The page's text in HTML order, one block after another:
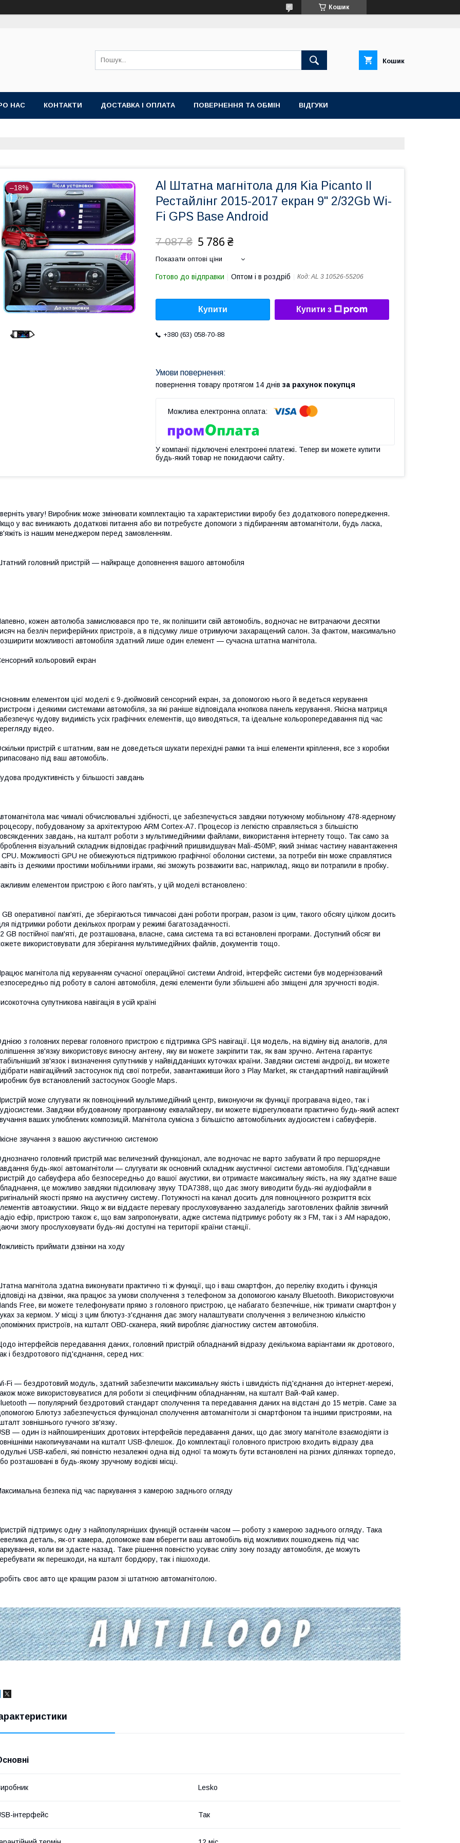
Кошик
Кошик
НАС КОНТАКТИ ДОСТАВКА І ОПЛАТА ПОВЕРНЕННЯ ТА ОБМІН ВІДГУКИ
–18%
Al Штатна магнітола для Kia Picanto II
Рестайлінг 2015-2017 екран 9" 2/32Gb Wi-
Fi GPS Base Android
7 087 ₴ 5 786 ₴
Показати оптові ціни
Готово до відправки Оптом і в роздріб Код:AL 3 10526-55206
Купити Купити з
+380 (63) 058-70-88
повернення товару протягом 14 днів за рахунок покупця
У компанії підключені електронні платежі. Тепер ви можете купити
будь-який товар не покидаючи сайту.
увагу! Виробник може змінювати комплектацію та характеристики виробу без додаткового попередження.
у вас виникають додаткові питання або ви потребуєте допомоги з підбиранням автомагнітоли, будь ласка,
із нашим менеджером перед замовленням.
головний пристрій — найкраще доповнення вашого автомобіля
кожен автолюба замислювався про те, як поліпшити свій автомобіль, водночас не витрачаючи десятки
на безліч периферійних пристроїв, а в підсумку лише отримуючи захаращений салон. За фактом, максимально
можливості автомобіля здатний лише один елемент — сучасна штатна магнітола.
кольоровий екран
елементом цієї моделі є 9-дюймовий сенсорний екран, за допомогою нього й ведеться керування
і деякими системами автомобіля, за які раніше відповідала кнопкова панель керування. Якісна матриця
чудову видимість усіх графічних елементів, що виводяться, та ідеальне кольоропередавання під час
відео.
пристрій є штатним, вам не доведеться шукати перехідні рамки та інші елементи кріплення, все з коробки
під ваш автомобіль.
продуктивність у більшості завдань
має чималі обчислювальні здібності, це забезпечується завдяки потужному мобільному 478-ядерному
побудованому за архітектурою ARM Cortex-A7. Процесор із легкістю справляється з більшістю
завдань, на кшталт роботи з мультимедійними файлами, використання інтернету тощо. Так само за
візуальний складник відповідає графічний пришвидшувач Mali-450MP, який знімає частину навантаження
CPU. Можливості GPU не обмежуються підтримкою графічної оболонки системи, за потреби він може справлятися
із деякими простими мобільними іграми, які зможуть розважити вас, наприклад, якщо ви потрапили в пробку.
елементом пристрою є його пам'ять, у цій моделі встановлено:
GB оперативної пам'яті, де зберігаються тимчасові дані роботи програм, разом із цим, такого обсягу цілком досить
підтримки роботи декількох програм у режимі багатозадачності.
GB постійної пам'яті, де розташована, власне, сама система та всі встановлені програми. Доступний обсяг ви
використовувати для зберігання мультимедійних файлів, документів тощо.
магнітола під керуванням сучасної операційної системи Android, інтерфейс системи був модернізований
під роботу в салоні автомобіля, деякі елементи були збільшені або зміщені для зручності водія.
супутникова навігація в усій країні
з головних переваг головного пристрою є підтримка GPS навігації. Ця модель, на відміну від аналогів, для
зв'язку використовує виносну антену, яку ви можете закріпити так, як вам зручно. Антена гарантує
зв'язок і визначення супутників у найвідданіших куточках країни. Завдяки системі андроїд, ви можете
навігаційний застосунок під свої потреби, завантаживши його з Play Market, як стандартний навігаційний
був встановлений застосунок Google Maps.
може слугувати як повноцінний мультимедійний центр, виконуючи як функції програвача відео, так і
Завдяки вбудованому програмному еквалайзеру, ви можете відрегулювати практично будь-який аспект
ваших улюблених композицій. Магнітола сумісна з більшістю автомобільних аудіосистем і сабвуферів.
звучання з вашою акустичною системою
головний пристрій має величезний функціонал, але водночас не варто забувати й про першорядне
будь-якої автомагнітоли — слугувати як основний складник акустичної системи автомобіля. Під'єднавши
до сабвуфера або безпосередньо до вашої акустики, ви отримаєте максимальну якість, на яку здатне ваше
це можливо завдяки підсилювачу звуку TDA7388, що дає змогу виводити будь-які аудіофайли в
якості прямо на акустичну систему. Потужності на канал досить для повноцінного розкриття всіх
автоакустики. Якщо ж ви віддаєте перевагу прослуховуванню заздалегідь заготовлених файлів звичний
ефір, пристрою також є, що вам запропонувати, адже система підтримує роботу як з FM, так і з AM нарадою,
змогу прослуховувати будь-які доступні на території країни станції.
приймати дзвінки на ходу
магнітола здатна виконувати практично ті ж функції, що і ваш смартфон, до переліку входить і функція
на дзвінки, яка працює за умови сполучення з телефоном за допомогою каналу Bluetooth. Використовуючи
Free, ви можете телефонувати прямо з головного пристрою, це набагато безпечніше, ніж тримати смартфон у
за кермом. У місці з цим блютуз-з'єднання дає змогу налаштувати сполучення з величезною кількістю
пристроїв, на кшталт OBD-сканера, який виробляє діагностику систем автомобіля.
інтерфейсів передавання даних, головний пристрій обладнаний відразу декількома варіантами як дротового,
і бездротового під'єднання, серед них:
Fi — бездротовий модуль, здатний забезпечити максимальну якість і швидкість під'єднання до інтернет-мережі,
може використовуватися для роботи зі специфічним обладнанням, на кшталт Вай-Фай камер.
— популярний бездротовий стандарт сполучення та передавання даних на відстані до 15 метрів. Саме за
Блютуз забезпечується функціонал сполучення автомагнітоли зі смартфоном та іншими пристроями, на
зовнішнього гучного зв'язку.
— один із найпоширеніших дротових інтерфейсів передавання даних, що дає змогу магнітоле взаємодіяти із
накопичувачами на кшталт USB-флешок. До комплектації головного пристрою входить відразу два
USB-кабелі, які повністю незалежні одна від одної та можуть бути встановлені на різних ділянках торпедо,
розташовані в будь-якому зручному водієві місці.
безпека під час паркування з камерою заднього огляду
підтримує одну з найпопулярніших функцій останнім часом — роботу з камерою заднього огляду. Така
деталь, як-от камера, допоможе вам вберегти ваш автомобіль від можливих пошкоджень під час
коли ви здаєте назад. Таке рішення повністю усуває сліпу зону позаду автомобіля, де можуть
як перешкоди, на кшталт бордюру, так і пішоходи.
своє авто ще кращим разом зі штатною автомагнітолою.
Lesko
інтерфейс Так